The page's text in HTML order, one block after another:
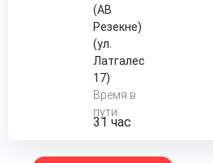
(АВ
Резекне)
(ул.
Латгалес
17)
Время в
пути:
31 час